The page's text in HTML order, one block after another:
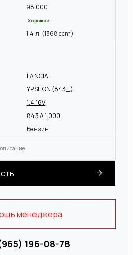
98 000
Хорошее
1.4 л. (1368 ccm)
LANCIA
YPSILON (843_)
1.4 16V
843 A 1.000
Бензин
менеджера
196-08-78